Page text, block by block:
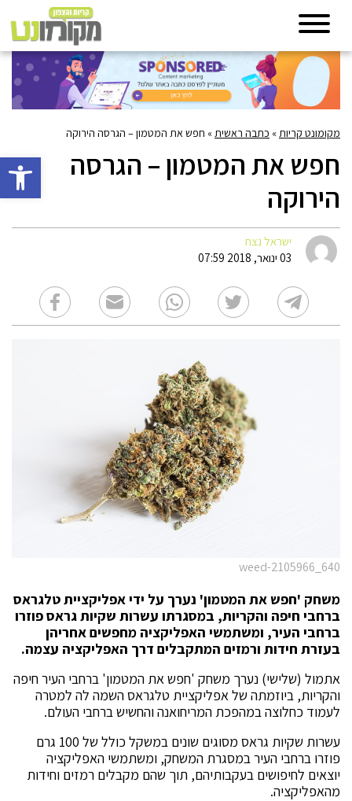
פתח
מקומונט קריות » כתבה ראשית » חפש את המטמון – הגרסה הירוקה
חפש את המטמון – הגרסה
הירוקה
ישראל נצח
03 ינואר, 2018 07:59
weed-2105966_640
משחק 'חפש את המטמון' נערך על ידי אפליקציית טלגראס
ברחבי חיפה והקריות, במסגרתו עשרות שקיות גראס פוזרו
ברחבי העיר, ומשתמשי האפליקציה מחפשים אחריהן
בעזרת חידות ורמזים המתקבלים דרך האפליקציה עצמה.
אתמול (שלישי) נערך משחק 'חפש את המטמון' ברחבי העיר חיפה
והקריות, ביוזמתה של אפליקציית טלגראס השמה לה למטרה
לעמוד כחלוצה במהפכת המריחואנה והחשיש ברחבי העולם.
עשרות שקיות גראס מסוגים שונים במשקל כולל של 100 גרם
פוזרו ברחבי העיר במסגרת המשחק, ומשתמשי האפליקציה
יוצאים לחיפושים בעקבותיהם, תוך שהם מקבלים רמזים וחידות
מהאפליקציה.